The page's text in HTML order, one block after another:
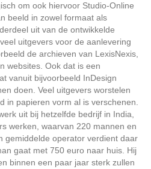
om ook hiervoor Studio-Online
beeld in zowel formaat als
uit van de ontwikkelde
uitgevers voor de aanlevering
de archieven van LexisNexis,
websites. Ook dat is een
vanuit bijvoorbeeld InDesign
doen. Veel uitgevers worstelen
in papieren vorm al is verschenen.
uit bij hetzelfde bedrijf in India,
werken, waarvan 220 mannen en
gemiddelde operator verdient daar
gaat met 750 euro naar huis. Hij
binnen een paar jaar sterk zullen